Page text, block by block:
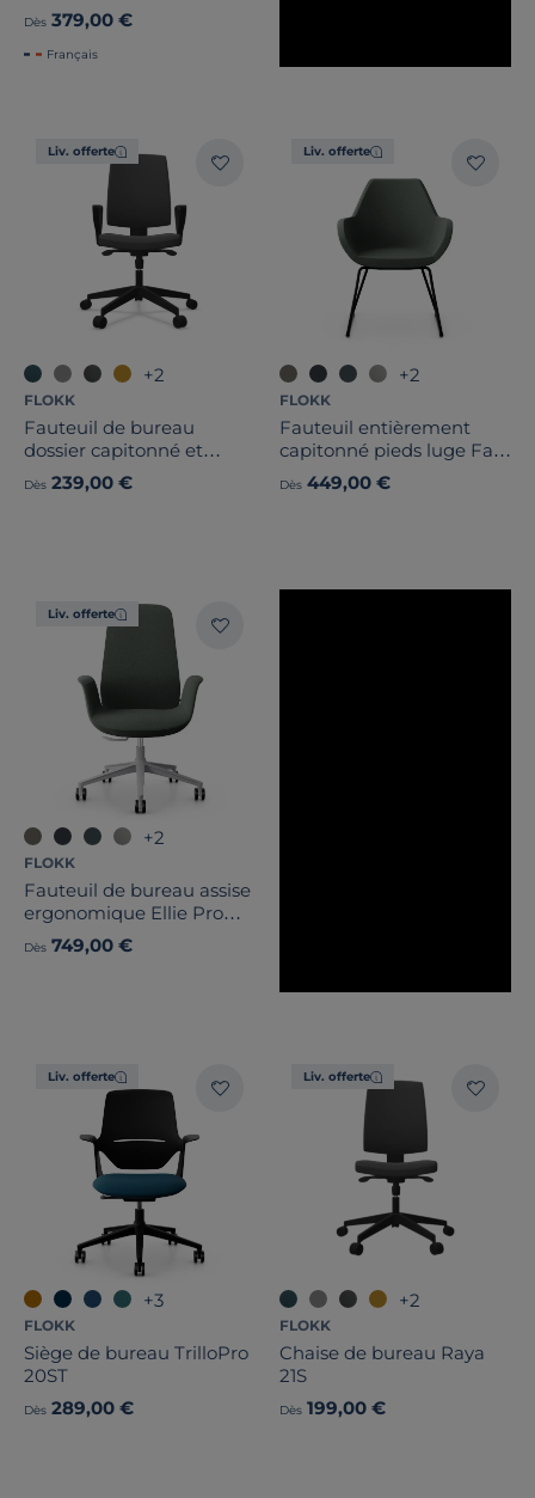
Dès 379,00 €
Français
Liv. offerte
+2
FLOKK
Fauteuil de bureau
dossier capitonné et
plastique noir avec
accoudoirs fixes
Dès 239,00 €
Liv. offerte
+2
FLOKK
Fauteuil entièrement
capitonné pieds luge Fan
Dès 449,00 €
Liv. offerte
+2
FLOKK
Fauteuil de bureau assise
ergonomique Ellie Pro
10ST
Dès 749,00 €
Liv. offerte
+3
FLOKK
Siège de bureau TrilloPro
20ST
Dès 289,00 €
Liv. offerte
+2
FLOKK
Chaise de bureau Raya
21S
Dès 199,00 €